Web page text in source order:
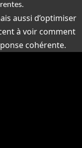
aussi d’optimiser
à voir comment
cohérente.